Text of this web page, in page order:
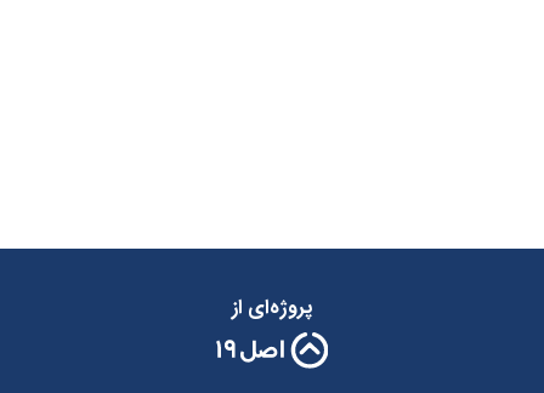
پروژه‌ای از